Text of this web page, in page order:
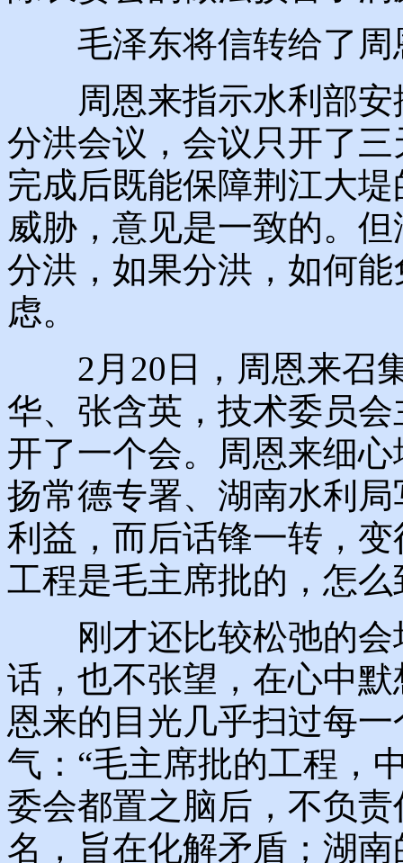
毛泽东将信转给了周
周恩来指示水利部安
分洪会议，会议只开了
完成后既能保障荆江大
威胁，意见是一致的。
分洪，如果分洪，如何
虑。
2月20日，周恩来召集
华、张含英，技术委员
开了一个会。周恩来细
扬常德专署、湖南水利
利益，而后话锋一转，
工程是毛主席批的，怎
刚才还比较松弛的会
话，也不张望，在心中
恩来的目光几乎扫过每
气：“毛主席批的工程，
委会都置之脑后，不负
名，旨在化解矛盾；湖